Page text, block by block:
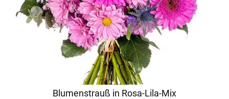
Blumenstrauß in Rosa-Lila-Mix